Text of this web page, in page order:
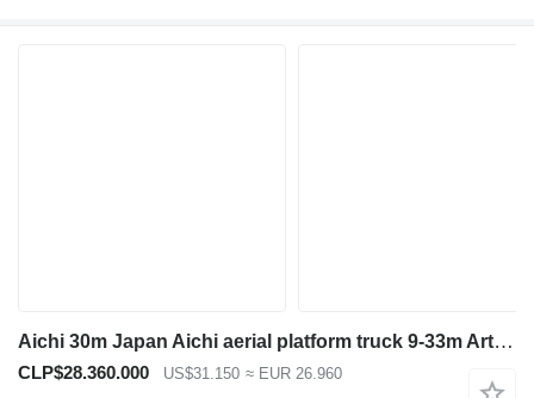
Aichi 30m Japan Aichi aerial platform truck 9-33m Articulated boom lif
CLP$28.360.000 US$31.150 ≈ EUR 26.960